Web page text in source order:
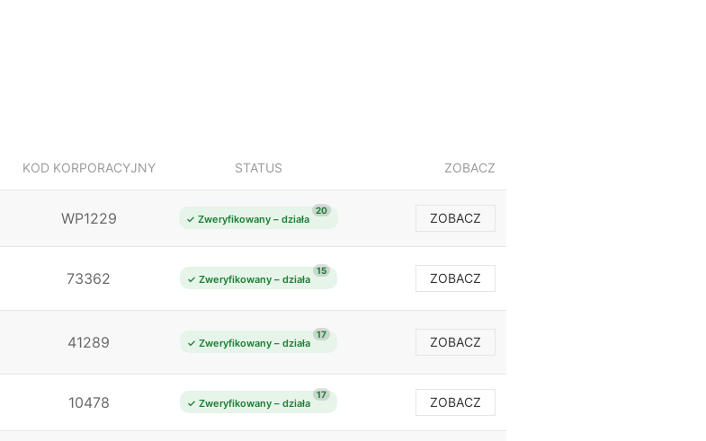
KOD KORPORACYJNY STATUS ZOBACZ
WP1229 ✓ Zweryfikowany – działa
20 ZOBACZ
73362 ✓ Zweryfikowany – działa
15 ZOBACZ
41289 ✓ Zweryfikowany – działa
17 ZOBACZ
10478 ✓ Zweryfikowany – działa
17 ZOBACZ